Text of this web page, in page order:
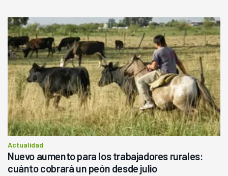
Actualidad
Nuevo aumento para los trabajadores rurales:
cuánto cobrará un peón desde julio